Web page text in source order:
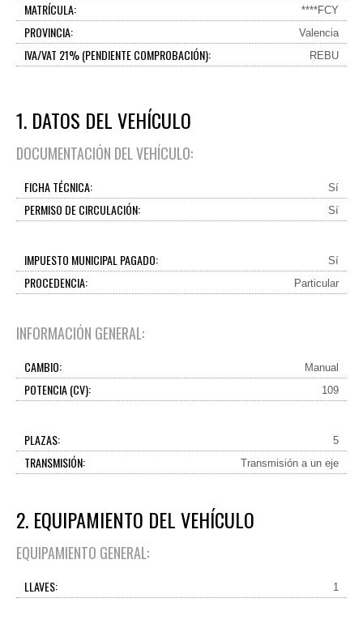
MATRÍCULA: ****FCY
PROVINCIA: Valencia
IVA/VAT 21% (PENDIENTE COMPROBACIÓN): REBU
1. DATOS DEL VEHÍCULO
DOCUMENTACIÓN DEL VEHÍCULO:
FICHA TÉCNICA: Sí
PERMISO DE CIRCULACIÓN: Sí
IMPUESTO MUNICIPAL PAGADO: Sí
PROCEDENCIA: Particular
INFORMACIÓN GENERAL:
CAMBIO: Manual
POTENCIA (CV): 109
PLAZAS: 5
TRANSMISIÓN: Transmisión a un eje
2. EQUIPAMIENTO DEL VEHÍCULO
EQUIPAMIENTO GENERAL:
LLAVES: 1